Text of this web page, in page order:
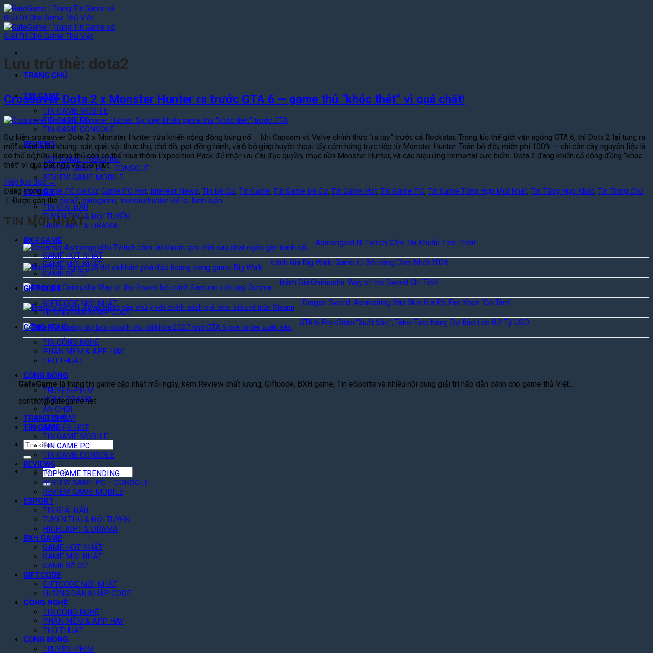
Bỏ
qua
nội
dung
TRANG CHỦ
TIN GAME
TIN GAME MOBILE
TIN GAME PC
TIN GAME CONSOLE
REVIEWS
TOP GAME TRENDING
REVIEW GAME PC – CONSOLE
REVIEW GAME MOBILE
ESPORT
TIN GIẢI ĐẤU
TUYỂN THỦ & ĐỘI TUYỂN
HIGHLIGHT & DRAMA
BXH GAME
GAME HOT NHẤT
GAME MỚI NHẤT
GAME ĐỀ CỬ
GIFTCODE
GIFTCODE MỚI NHẤT
HƯỚNG DẪN NHẬP CODE
CÔNG NGHỆ
TIN CÔNG NGHỆ
PHẦN MỀM & APP HAY
THỦ THUẬT
CỘNG ĐỒNG
TRUYỆN-PHIM
HÓNG DRAMA
ĂN CHƠI
COSPLAY
SỰ KIỆN HOT
Tìm
kiếm:
Tìm
kiếm:
Lưu trữ thẻ: dota2
Crossover Dota 2 x Monster Hunter ra trước GTA 6 — game thủ “khóc thét” vì quá chất!
Sự kiện crossover Dota 2 x Monster Hunter vừa khiến cộng đồng bùng nổ — khi Capcom và Valve chính thức “ra tay” trước cả Rockstar. Trong lúc thế giới vẫn ngóng GTA 6, thì Dota 2 lại tung ra
một event siêu khủng: săn quái vật thực thụ, chế đồ, pet đồng hành, và 6 bộ giáp huyền thoại lấy cảm hứng trực tiếp từ Monster Hunter. Toàn bộ đều miễn phí 100% — chỉ cần cày nguyên liệu là
có thể sở hữu. Game thủ còn có thể mua thêm Expedition Pack để nhận ưu đãi độc quyền, nhạc nền Monster Hunter, và các hiệu ứng Immortal cực hiếm. Dota 2 đang khiến cả cộng đồng “khóc
thét” vì quá bất ngờ và cuốn hút.
Tiếp tục đọc→
Đăng trongGame PC Đề Cử, Game PC Hot, Interest News, Tin Đề Cử, Tin Game, Tin Game Đề Cử, Tin Game Hot, Tin Game PC, Tin Game Tổng Hợp Mới Nhất, Tin Tổng Hợp Khác, Tin Trang Chủ
Được gắn thẻ dota2,gategame, monsterhunter Để lại bình luận
TIN MỚI NHẤT
Asmongold Bị Twitch Cấm Tài Khoản Tạm Thời!
Đánh Giá Big Walk: Game Đi Bộ Đáng Chơi Nhất 2026
Đánh Giá Onimusha: Way of the Sword Chi Tiết!
Dragon Sword: Awakening Bán Skin Giá Rẻ, Fan Khen “Có Tâm”
GTA 6 Pre-Order”Xuất Sắc”, Take-Two Nâng Dự Báo Lên 8,2 Tỷ USD
GateGame là trang tin game cập nhật mỗi ngày, kèm Review chất lượng, Giftcode, BXH game, Tin eSports và nhiều nội dung giải trí hấp dẫn dành cho game thủ Việt...
contact@gategame.net
TRANG CHỦ
TIN GAME
TIN GAME MOBILE
TIN GAME PC
TIN GAME CONSOLE
REVIEWS
TOP GAME TRENDING
REVIEW GAME PC – CONSOLE
REVIEW GAME MOBILE
ESPORT
TIN GIẢI ĐẤU
TUYỂN THỦ & ĐỘI TUYỂN
HIGHLIGHT & DRAMA
BXH GAME
GAME HOT NHẤT
GAME MỚI NHẤT
GAME ĐỀ CỬ
GIFTCODE
GIFTCODE MỚI NHẤT
HƯỚNG DẪN NHẬP CODE
CÔNG NGHỆ
TIN CÔNG NGHỆ
PHẦN MỀM & APP HAY
THỦ THUẬT
CỘNG ĐỒNG
TRUYỆN-PHIM